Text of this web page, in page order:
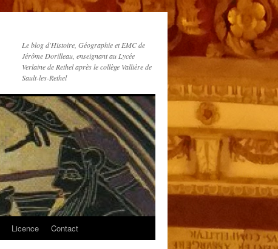
Le blog d'Histoire, Géographie et EMC de
Jérôme Dorilleau, enseignant au Lycée
Verlaine de Rethel après le collège Vallière de
Sault-les-Rethel
Licence Contact